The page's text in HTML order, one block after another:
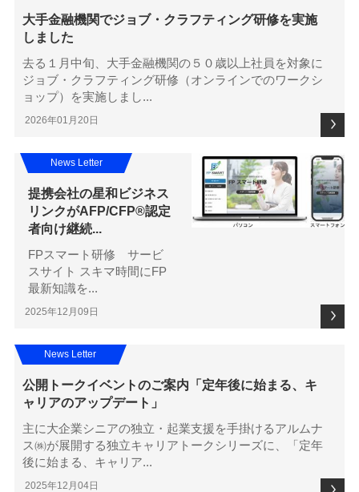
大手金融機関でジョブ・クラフティング研修を実施
しました
去る１月中旬、大手金融機関の５０歳以上社員を対象に
ジョブ・クラフティング研修（オンラインでのワークシ
ョップ）を実施しまし...
2026年01月20日
提携会社の星和ビジネス
リンクがAFP/CFP®認定
者向け継続...
FPスマート研修 サービ
スサイト スキマ時間にFP
最新知識を...
2025年12月09日
News Letter
公開トークイベントのご案内「定年後に始まる、キ
ャリアのアップデート」
主に大企業シニアの独立・起業支援を手掛けるアルムナ
ス㈱が展開する独立キャリアトークシリーズに、「定年
後に始まる、キャリア...
2025年12月04日
News Letter